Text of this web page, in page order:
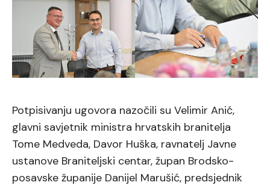
Potpisivanju ugovora nazočili su Velimir Anić,
glavni savjetnik ministra hrvatskih branitelja
Tome Medveda, Davor Huška, ravnatelj Javne
ustanove Braniteljski centar, župan Brodsko-
posavske županije Danijel Marušić, predsjednik